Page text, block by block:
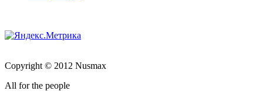
Copyright © 2012 Nusmax
All for the people